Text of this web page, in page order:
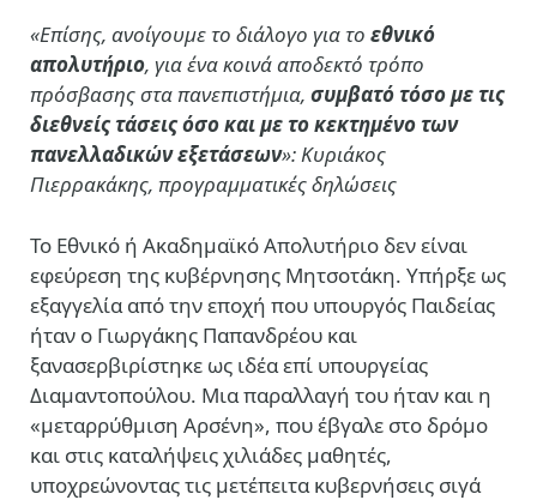
«Επίσης, ανοίγουμε το διάλογο για το εθνικό
απολυτήριο, για ένα κοινά αποδεκτό τρόπο
πρόσβασης στα πανεπιστήμια, συμβατό τόσο με τις
διεθνείς τάσεις όσο και με το κεκτημένο των
πανελλαδικών εξετάσεων»: Κυριάκος
Πιερρακάκης, προγραμματικές δηλώσεις
Το Εθνικό ή Ακαδημαϊκό Απολυτήριο δεν είναι
εφεύρεση της κυβέρνησης Μητσοτάκη. Υπήρξε ως
εξαγγελία από την εποχή που υπουργός Παιδείας
ήταν ο Γιωργάκης Παπανδρέου και
ξανασερβιρίστηκε ως ιδέα επί υπουργείας
Διαμαντοπούλου. Μια παραλλαγή του ήταν και η
«μεταρρύθμιση Αρσένη», που έβγαλε στο δρόμο
και στις καταλήψεις χιλιάδες μαθητές,
υποχρεώνοντας τις μετέπειτα κυβερνήσεις σιγά